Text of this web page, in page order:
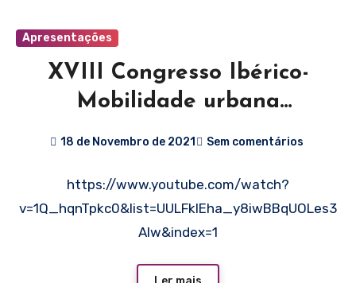
Apresentações
XVIII Congresso Ibérico-
Mobilidade urbana
18 de Novembro de 2021 Sem comentários
https://www.youtube.com/watch?
v=1Q_hqnTpkc0&list=UULFklEha_y8iwBBqUOLes3
AIw&index=1